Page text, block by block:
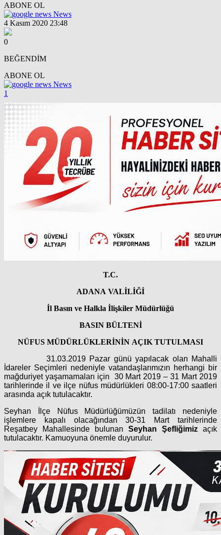
ABONE OL
News
4 Kasım 2020 23:48
0
BEĞENDİM
ABONE OL
News
1
T.C.
ADANA VALİLİĞİ
İl Basın ve Halkla İlişkiler Müdürlüğü
BASIN BÜLTENİ
NÜFUS MÜDÜRLÜKLERİNİN AÇIK TUTULMASI
31.03.2019 Pazar günü yapılacak olan Mahalli
İdareler Seçimleri nedeniyle vatandaşlarımızın herhangi bir
mağduriyet yaşamamaları için 30 Mart 2019 – 31 Mart 2019
tarihlerinde il ve ilçe nüfus müdürlükleri 08:00-17:00 saatleri
arasında açık tutulacaktır.
Seyhan İlçe Nüfus Müdürlüğümüzün tadilatı nedeniyle
işlemlere kapalı olacağından 30-31 Mart tarihlerinde
Reşatbey Mahallesinde bulunan Seyhan Şefliğimiz açık
tutulacaktır. Kamuoyuna önemle duyurulur.